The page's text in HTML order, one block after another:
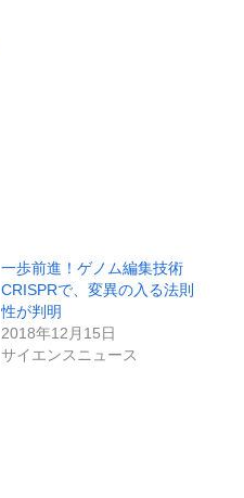
一歩前進！ゲノム編集技術
CRISPRで、変異の入る法則
性が判明
2018年12月15日
サイエンスニュース